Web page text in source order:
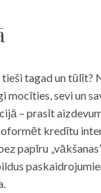
tieši tagad un tūlīt?
mocīties, sevi un
– prasīt
kredītu
papīru